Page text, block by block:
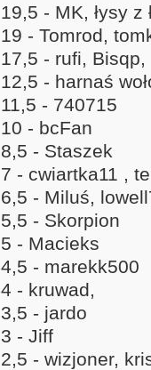
19,5 - MK, łysy z
19 - Tomrod,
17,5 - rufi, Bisqp,
12,5 - harnaś
11,5 - 740715
10 - bcFan
8,5 - Staszek
7 - cwiartka11 ,
6,5 - Miluś,
5,5 - Skorpion
5 - Macieks
4,5 - marekk500
4 - kruwad,
3,5 - jardo
3 - Jiff
2,5 - wizjoner,